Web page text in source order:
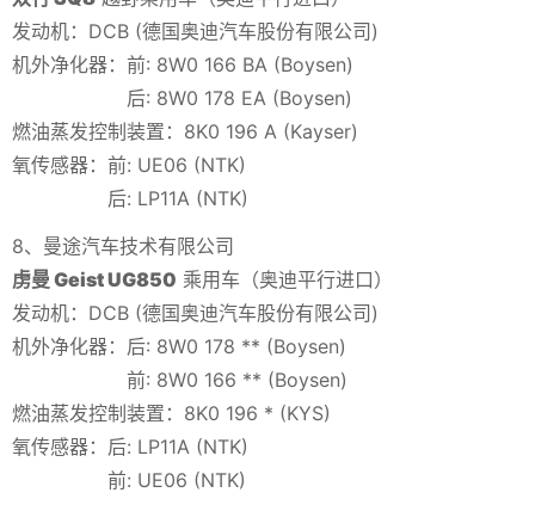
发动机：DCB (德国奥迪汽车股份有限公司)
机外净化器：前: 8W0 166 BA (Boysen)
后: 8W0 178 EA (Boysen)
燃油蒸发控制装置：8K0 196 A (Kayser)
氧传感器：前: UE06 (NTK)
后: LP11A (NTK)
8、曼途汽车技术有限公司
虏曼 Geist UG850 乘用车（奥迪平行进口）
发动机：DCB (德国奥迪汽车股份有限公司)
机外净化器：后: 8W0 178 ** (Boysen)
前: 8W0 166 ** (Boysen)
燃油蒸发控制装置：8K0 196 * (KYS)
氧传感器：后: LP11A (NTK)
前: UE06 (NTK)